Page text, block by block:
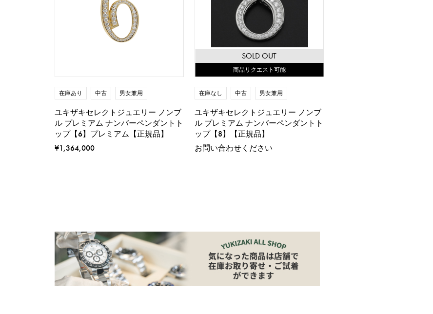
在庫あり 中古 男女兼用
ユキザキセレクトジュエリー ノンブ
ル プレミアム ナンバーペンダントト
ップ【6】プレミアム【正規品】
¥1,364,000
SOLD OUT
商品リクエスト可能
在庫なし 中古 男女兼用
ユキザキセレクトジュエリー ノンブ
ル プレミアム ナンバーペンダントト
ップ【8】【正規品】
お問い合わせください